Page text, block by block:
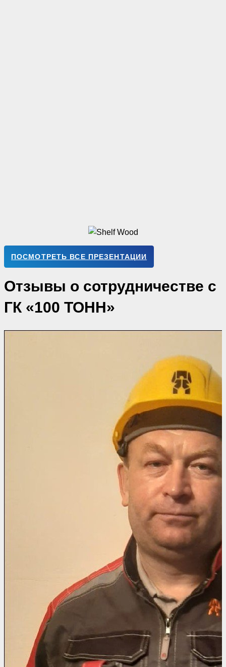
ПОСМОТРЕТЬ ВСЕ ПРЕЗЕНТАЦИИ
Отзывы о сотрудничестве с
ГК «100 ТОНН»